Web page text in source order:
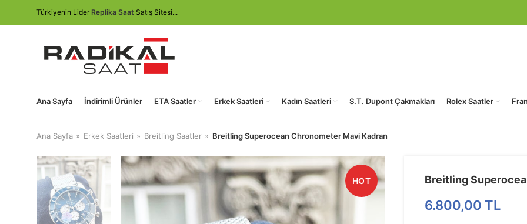
Türkiyenin Lider Replika Saat Satış Sitesi...
Ana Sayfa İndirimli Ürünler ETA Saatler Erkek Saatleri Kadın Saatleri S.T. Dupont Çakmakları Rolex Saatler
Ana Sayfa Erkek Saatleri Breitling Saatler Breitling Superocean Chronometer Mavi Kadran
HOT Breitling
6.800,00 TL